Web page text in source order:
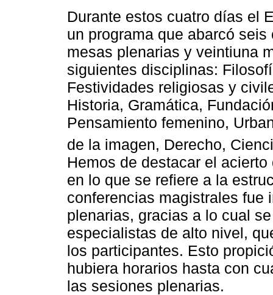
Durante estos cuatro días el
un programa que abarcó
mesas plenarias y veintiuna
siguientes disciplinas:
Festividades religiosas y
Historia, Gramática,
Pensamiento femenino,
de la imagen, Derecho,
Hemos de destacar el
en lo que se refiere a la
conferencias magistrales fue
plenarias, gracias a lo cual
especialistas de alto nivel,
los participantes. Esto
hubiera horarios hasta con
las sesiones plenarias.